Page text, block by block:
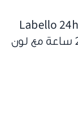
Labello
4.8g | لابيللو مرطب للشفاه 24 ساعة مع لون